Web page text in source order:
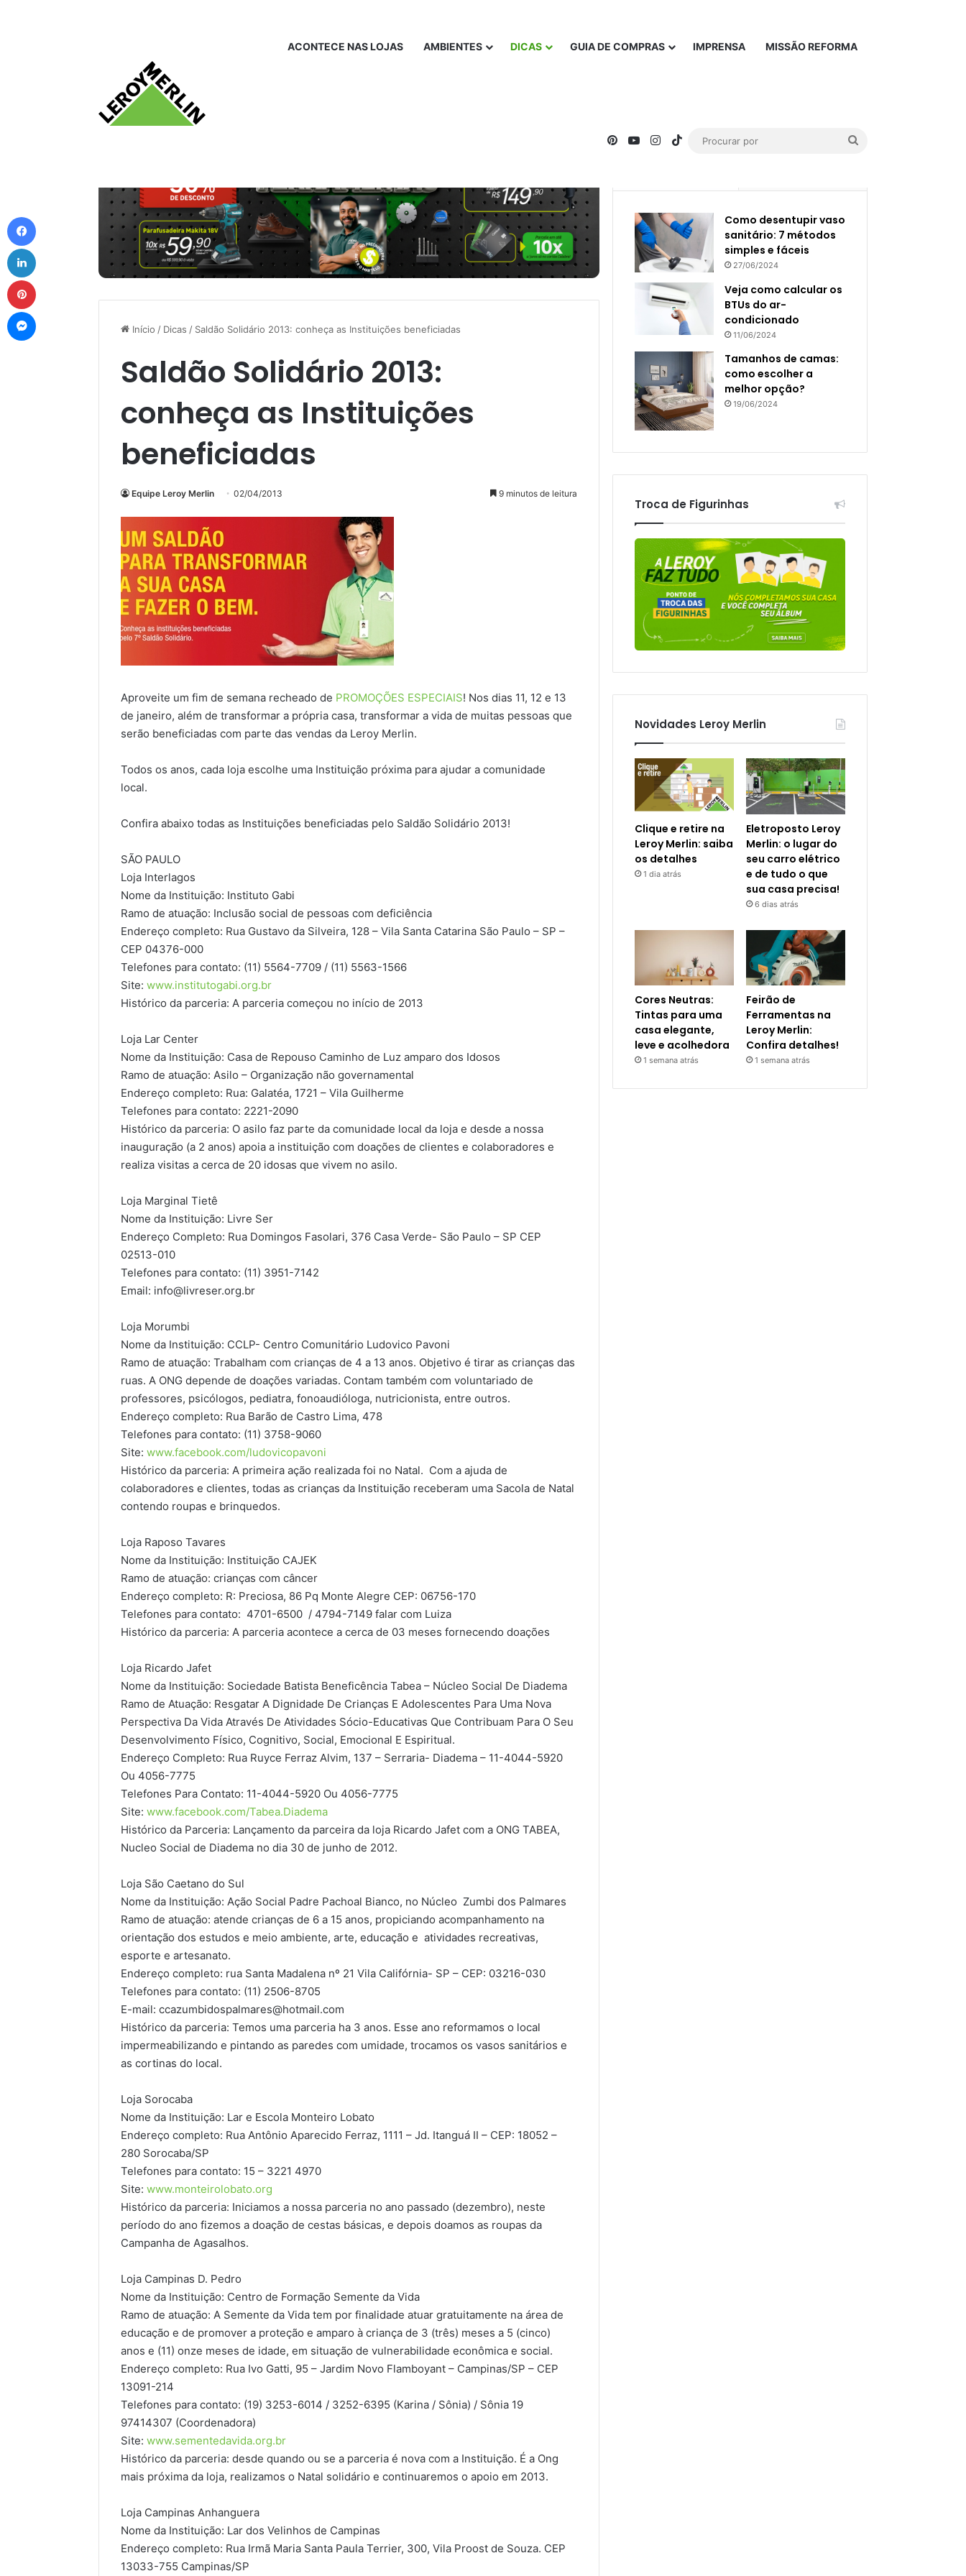
ACONTECE NAS LOJAS AMBIENTES DICAS GUIA DE COMPRAS IMPRENSA MISSÃO REFORMA
PinterestYouTubeInstagram
TikTok
Início / Dicas / Saldão Solidário 2013: conheça as Instituições beneficiadas
Saldão Solidário 2013:
conheça as Instituições
beneficiadas
Equipe Leroy Merlin 02/04/2013 9 minutos de leitura
Aproveite um fim de semana recheado de PROMOÇÕES ESPECIAIS! Nos dias 11, 12 e 13
de janeiro, além de transformar a própria casa, transformar a vida de muitas pessoas que
serão beneficiadas com parte das vendas da Leroy Merlin.
Todos os anos, cada loja escolhe uma Instituição próxima para ajudar a comunidade
local.
Confira abaixo todas as Instituições beneficiadas pelo Saldão Solidário 2013!
SÃO PAULO
Loja Interlagos
Nome da Instituição: Instituto Gabi
Ramo de atuação: Inclusão social de pessoas com deficiência
Endereço completo: Rua Gustavo da Silveira, 128 – Vila Santa Catarina São Paulo – SP –
CEP 04376-000
Telefones para contato: (11) 5564-7709 / (11) 5563-1566
Site: www.institutogabi.org.br
Histórico da parceria: A parceria começou no início de 2013
Loja Lar Center
Nome da Instituição: Casa de Repouso Caminho de Luz amparo dos Idosos
Ramo de atuação: Asilo – Organização não governamental
Endereço completo: Rua: Galatéa, 1721 – Vila Guilherme
Telefones para contato: 2221-2090
Histórico da parceria: O asilo faz parte da comunidade local da loja e desde a nossa
inauguração (a 2 anos) apoia a instituição com doações de clientes e colaboradores e
realiza visitas a cerca de 20 idosas que vivem no asilo.
Loja Marginal Tietê
Nome da Instituição: Livre Ser
Endereço Completo: Rua Domingos Fasolari, 376 Casa Verde- São Paulo – SP CEP
02513-010
Telefones para contato: (11) 3951-7142
Email: info@livreser.org.br
Loja Morumbi
Nome da Instituição: CCLP- Centro Comunitário Ludovico Pavoni
Ramo de atuação: Trabalham com crianças de 4 a 13 anos. Objetivo é tirar as crianças das
ruas. A ONG depende de doações variadas. Contam também com voluntariado de
professores, psicólogos, pediatra, fonoaudióloga, nutricionista, entre outros.
Endereço completo: Rua Barão de Castro Lima, 478
Telefones para contato: (11) 3758-9060
Site: www.facebook.com/ludovicopavoni
Histórico da parceria: A primeira ação realizada foi no Natal. Com a ajuda de
colaboradores e clientes, todas as crianças da Instituição receberam uma Sacola de Natal
contendo roupas e brinquedos.
Loja Raposo Tavares
Nome da Instituição: Instituição CAJEK
Ramo de atuação: crianças com câncer
Endereço completo: R: Preciosa, 86 Pq Monte Alegre CEP: 06756-170
Telefones para contato: 4701-6500 / 4794-7149 falar com Luiza
Histórico da parceria: A parceria acontece a cerca de 03 meses fornecendo doações
Loja Ricardo Jafet
Nome da Instituição: Sociedade Batista Beneficência Tabea – Núcleo Social De Diadema
Ramo de Atuação: Resgatar A Dignidade De Crianças E Adolescentes Para Uma Nova
Perspectiva Da Vida Através De Atividades Sócio-Educativas Que Contribuam Para O Seu
Desenvolvimento Físico, Cognitivo, Social, Emocional E Espiritual.
Endereço Completo: Rua Ruyce Ferraz Alvim, 137 – Serraria- Diadema – 11-4044-5920
Ou 4056-7775
Telefones Para Contato: 11-4044-5920 Ou 4056-7775
Site: www.facebook.com/Tabea.Diadema
Histórico da Parceria: Lançamento da parceira da loja Ricardo Jafet com a ONG TABEA,
Nucleo Social de Diadema no dia 30 de junho de 2012.
Loja São Caetano do Sul
Nome da Instituição: Ação Social Padre Pachoal Bianco, no Núcleo Zumbi dos Palmares
Ramo de atuação: atende crianças de 6 a 15 anos, propiciando acompanhamento na
orientação dos estudos e meio ambiente, arte, educação e atividades recreativas,
esporte e artesanato.
Endereço completo: rua Santa Madalena nº 21 Vila Califórnia- SP – CEP: 03216-030
Telefones para contato: (11) 2506-8705
E-mail: ccazumbidospalmares@hotmail.com
Histórico da parceria: Temos uma parceria ha 3 anos. Esse ano reformamos o local
impermeabilizando e pintando as paredes com umidade, trocamos os vasos sanitários e
as cortinas do local.
Loja Sorocaba
Nome da Instituição: Lar e Escola Monteiro Lobato
Endereço completo: Rua Antônio Aparecido Ferraz, 1111 – Jd. Itanguá II – CEP: 18052 –
280 Sorocaba/SP
Telefones para contato: 15 – 3221 4970
Site: www.monteirolobato.org
Histórico da parceria: Iniciamos a nossa parceria no ano passado (dezembro), neste
período do ano fizemos a doação de cestas básicas, e depois doamos as roupas da
Campanha de Agasalhos.
Loja Campinas D. Pedro
Nome da Instituição: Centro de Formação Semente da Vida
Ramo de atuação: A Semente da Vida tem por finalidade atuar gratuitamente na área de
educação e de promover a proteção e amparo à criança de 3 (três) meses a 5 (cinco)
anos e (11) onze meses de idade, em situação de vulnerabilidade econômica e social.
Endereço completo: Rua Ivo Gatti, 95 – Jardim Novo Flamboyant – Campinas/SP – CEP
13091-214
Telefones para contato: (19) 3253-6014 / 3252-6395 (Karina / Sônia) / Sônia 19
97414307 (Coordenadora)
Site: www.sementedavida.org.br
Histórico da parceria: desde quando ou se a parceria é nova com a Instituição. É a Ong
mais próxima da loja, realizamos o Natal solidário e continuaremos o apoio em 2013.
Loja Campinas Anhanguera
Nome da Instituição: Lar dos Velinhos de Campinas
Endereço completo: Rua Irmã Maria Santa Paula Terrier, 300, Vila Proost de Souza. CEP
13033-755 Campinas/SP
Como desentupir vaso
sanitário: 7 métodos
simples e fáceis
27/06/2024
Veja como calcular os
BTUs do ar-
condicionado
11/06/2024
Tamanhos de camas:
como escolher a
melhor opção?
19/06/2024
Troca de Figurinhas
Novidades Leroy Merlin
Clique e retire na
Leroy Merlin: saiba
os detalhes
1 dia atrás
Eletroposto Leroy
Merlin: o lugar do
seu carro elétrico
e de tudo o que
sua casa precisa!
6 dias atrás
Cores Neutras:
Tintas para uma
casa elegante,
leve e acolhedora
1 semana atrás
Feirão de
Ferramentas na
Leroy Merlin:
Confira detalhes!
1 semana atrás